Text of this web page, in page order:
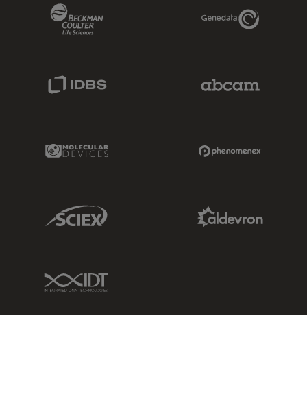
Genedata Link
Molecular Devices Link
Sciex Link
IDT Link